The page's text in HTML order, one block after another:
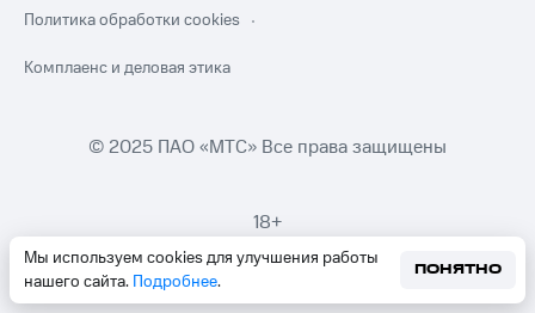
Мы используем cookies для улучшения работы
нашего сайта. Подробнее.
ПОНЯТНО
Политика обработки cookies
Комплаенс и деловая этика
© 2025 ПАО «МТС» Все права защищены
18+